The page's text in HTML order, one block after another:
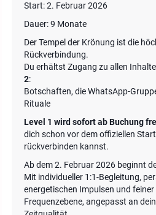
Start: 2. Februar 2026
Dauer: 9 Monate
Der Tempel der Krönung ist die
Rückverbindung.
Du erhältst Zugang zu allen
2:
Botschaften, die WhatsApp-
Rituale
Level 1 wird sofort ab Buchung
dich schon vor dem offiziellen
rückverbinden kannst.
Ab dem 2. Februar 2026 beginnt
Mit individueller 1:1-Begleitung,
energetischen Impulsen und
Frequenzebene, angepasst an